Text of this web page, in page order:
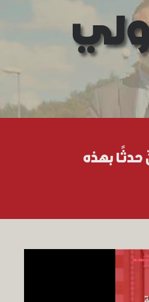
بهذه